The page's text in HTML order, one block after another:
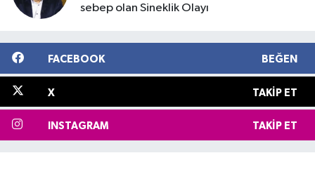
sebep olan Sineklik Olayı
FACEBOOK BEĞEN
X TAKIP ET
INSTAGRAM TAKIP ET